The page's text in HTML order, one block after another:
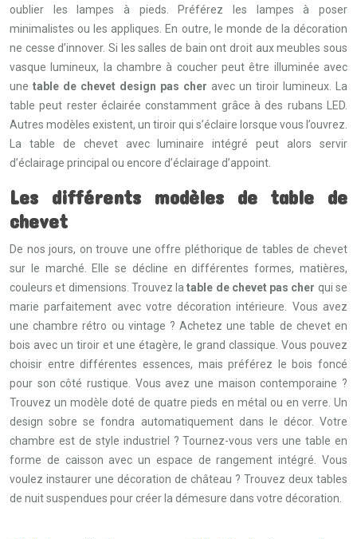
oublier les lampes à pieds. Préférez les lampes à poser
minimalistes ou les appliques. En outre, le monde de la décoration
ne cesse d’innover. Si les salles de bain ont droit aux meubles sous
vasque lumineux, la chambre à coucher peut être illuminée avec
une table de chevet design pas cher avec un tiroir lumineux. La
table peut rester éclairée constamment grâce à des rubans LED.
Autres modèles existent, un tiroir qui s’éclaire lorsque vous l’ouvrez.
La table de chevet avec luminaire intégré peut alors servir
d’éclairage principal ou encore d’éclairage d’appoint.
Les différents modèles de table de
chevet
De nos jours, on trouve une offre pléthorique de tables de chevet
sur le marché. Elle se décline en différentes formes, matières,
couleurs et dimensions. Trouvez latable de chevet pas cher qui se
marie parfaitement avec votre décoration intérieure. Vous avez
une chambre rétro ou vintage ? Achetez une table de chevet en
bois avec un tiroir et une étagère, le grand classique. Vous pouvez
choisir entre différentes essences, mais préférez le bois foncé
pour son côté rustique. Vous avez une maison contemporaine ?
Trouvez un modèle doté de quatre pieds en métal ou en verre. Un
design sobre se fondra automatiquement dans le décor. Votre
chambre est de style industriel ? Tournez-vous vers une table en
forme de caisson avec un espace de rangement intégré. Vous
voulez instaurer une décoration de château ? Trouvez deux tables
de nuit suspendues pour créer la démesure dans votre décoration.